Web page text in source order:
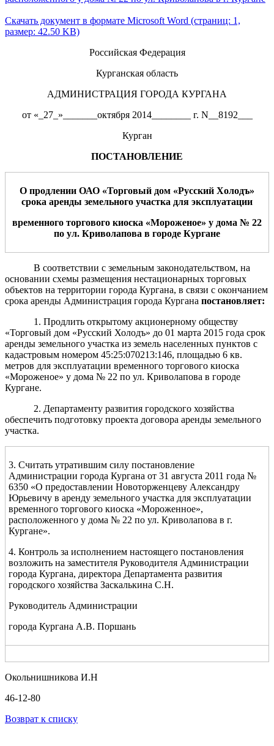
Скачать документ в формате Microsoft Word (страниц: 1,
размер: 42.50 KB)
Российская Федерация
Курганская область
АДМИНИСТРАЦИЯ ГОРОДА КУРГАНА
от «_27_»_______октября 2014________ г. N__8192___
Курган
ПОСТАНОВЛЕНИЕ
О продлении ОАО «Торговый дом «Русский Холодъ»
срока аренды земельного участка для эксплуатации
временного торгового киоска «Мороженое» у дома № 22
по ул. Криволапова в городе Кургане
В соответствии с земельным законодательством, на
основании схемы размещения нестационарных торговых
объектов на территории города Кургана, в связи с окончанием
срока аренды Администрация города Кургана постановляет:
1. Продлить открытому акционерному обществу
«Торговый дом «Русский Холодъ» до 01 марта 2015 года срок
аренды земельного участка из земель населенных пунктов с
кадастровым номером 45:25:070213:146, площадью 6 кв.
метров для эксплуатации временного торгового киоска
«Мороженое» у дома № 22 по ул. Криволапова в городе
Кургане.
2. Департаменту развития городского хозяйства
обеспечить подготовку проекта договора аренды земельного
участка.
3. Считать утратившим силу постановление
Администрации города Кургана от 31 августа 2011 года №
6350 «О предоставлении Новоторженцеву Александру
Юрьевичу в аренду земельного участка для эксплуатации
временного торгового киоска «Мороженное»,
расположенного у дома № 22 по ул. Криволапова в г.
Кургане».
4. Контроль за исполнением настоящего постановления
возложить на заместителя Руководителя Администрации
города Кургана, директора Департамента развития
городского хозяйства Заскалькина С.Н.
Руководитель Администрации
города Кургана А.В. Поршань
Окольнишникова И.Н
46-12-80
Возврат к списку